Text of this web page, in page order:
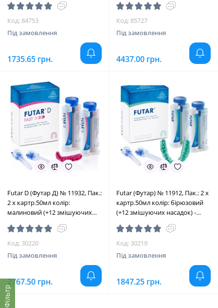
Фільтр
насадок) - Реєстрація прикусу
(VPS, A-силікон), CAD-CAM
(Vannini/Ванніні)
Код: 84753
Під замовлення
1735.65 грн.
Код: 85727
Під замовлення
4437.00 грн.
Futar D (Футар Д) № 11932, Пак.:
2 х картр.50мл колір:
малиновий (+12 змішуючих
насадок) - Реєстрація прикусу
(VPS, A-силікон) (Kettenbach/
Кеттенбах)
Код: 30220
Під замовлення
2767.50 грн.
Futar (Футар) № 11912, Пак.: 2 х
картр.50мл колір: бірюзовий
(+12 змішуючих насадок) -
Реєстрація прикусу (VPS, A-
силікон) (Kettenbach/
Кеттенбах)
Код: 30219
Під замовлення
1847.25 грн.